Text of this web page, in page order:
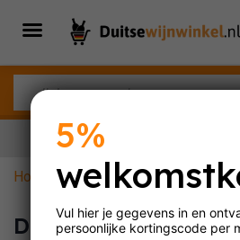
Home »Demeter
Demeter
5%
Vul hier je gegevens in en
persoonlijke kortingscode per